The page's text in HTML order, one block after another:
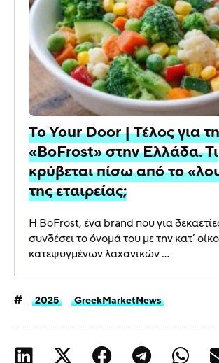
To Your Door | Τέλος για τη
«BoFrost» στην Ελλάδα. Τι
κρύβεται πίσω από το
της εταιρείας;
Η BoFrost, ένα brand που για
συνδέσει το όνομά του με την κατ’
κατεψυγμένων λαχανικών ...
2025 GreekMarketNews